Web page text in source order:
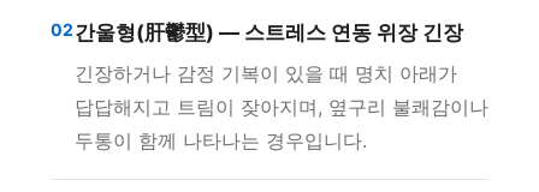
02간울형(肝鬱型) — 스트레스 연동 위장 긴장
긴장하거나 감정 기복이 있을 때 명치 아래가
답답해지고 트림이 잦아지며, 옆구리 불쾌감이나
두통이 함께 나타나는 경우입니다.